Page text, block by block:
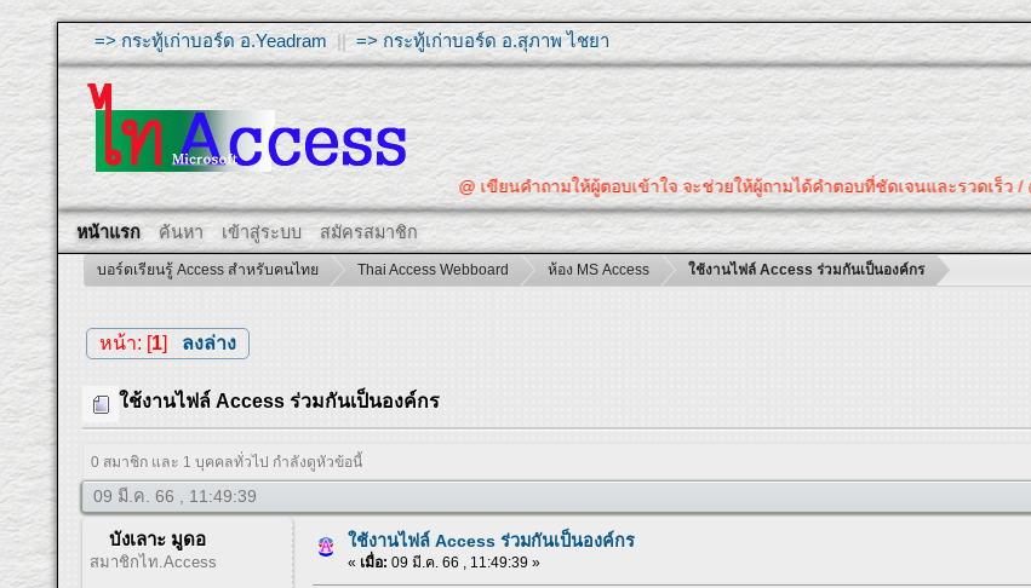
=> กระทู้เก่าบอร์ด อ.Yeadram ||=> กระทู้เก่าบอร์ด อ.สุภาพ ไชยา
@ เขียนคำถามให้ผู้ตอบเข้าใจ จะช่วยให้ผู้ถามได้คำตอบที่ชัดเจนและรวดเร็ว /
หน้าแรก ค้นหา เข้าสู่ระบบ สมัครสมาชิก
บอร์ดเรียนรู้ Access สำหรับคนไทย Thai Access Webboard ห้อง MS Access ใช้งานไฟล์ Access ร่วมกันเป็นองค์กร
หน้า: [1] ลงล่าง
ใช้งานไฟล์ Access ร่วมกันเป็นองค์กร
0 สมาชิก และ 1 บุคคลทั่วไป กำลังดูหัวข้อนี้
09 มี.ค. 66 , 11:49:39
บังเลาะ มูดอ
สมาชิกไท.Access
ใช้งานไฟล์ Access ร่วมกันเป็นองค์กร
« เมื่อ: 09 มี.ค. 66 , 11:49:39 »